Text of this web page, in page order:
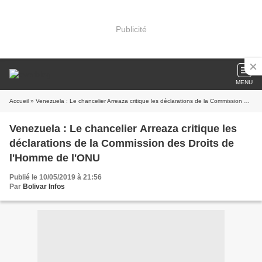
Publicité
MENU
Accueil » Venezuela : Le chancelier Arreaza critique les déclarations de la Commission des Droits de l'Homme de l'ONU
Venezuela : Le chancelier Arreaza critique les
déclarations de la Commission des Droits de
l'Homme de l'ONU
Publié le 10/05/2019 à 21:56
Par Bolivar Infos